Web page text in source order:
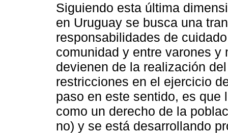
Siguiendo esta última
en Uruguay se busca una
responsabilidades de
comunidad y entre varones
devienen de la realización
restricciones en el ejercicio
paso en este sentido, es que
como un derecho de la
no) y se está desarrollando